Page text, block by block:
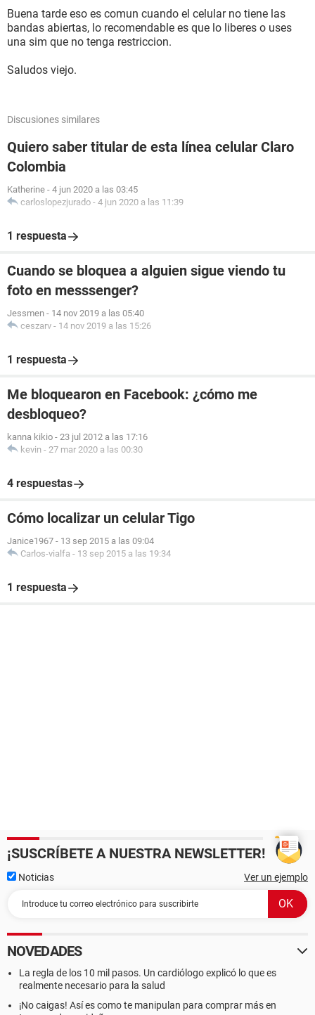
Buena tarde eso es comun cuando el celular no tiene las
bandas abiertas, lo recomendable es que lo liberes o uses
una sim que no tenga restriccion.
Saludos viejo.
Discusiones similares
Quiero saber titular de esta línea celular Claro
Colombia
Katherine - 4 jun 2020 a las 03:45
carloslopezjurado - 4 jun 2020 a las 11:39
1 respuesta
Cuando se bloquea a alguien sigue viendo tu
foto en messsenger?
Jessmen - 14 nov 2019 a las 05:40
ceszarv - 14 nov 2019 a las 15:26
1 respuesta
Me bloquearon en Facebook: ¿cómo me
desbloqueo?
kanna kikio - 23 jul 2012 a las 17:16
kevin - 27 mar 2020 a las 00:30
4 respuestas
Cómo localizar un celular Tigo
Janice1967 - 13 sep 2015 a las 09:04
Carlos-vialfa - 13 sep 2015 a las 19:34
1 respuesta
¡SUSCRÍBETE A NUESTRA NEWSLETTER!
Noticias Ver un ejemplo
NOVEDADES
La regla de los 10 mil pasos. Un cardiólogo explicó lo que es
realmente necesario para la salud
¡No caigas! Así es como te manipulan para comprar más en